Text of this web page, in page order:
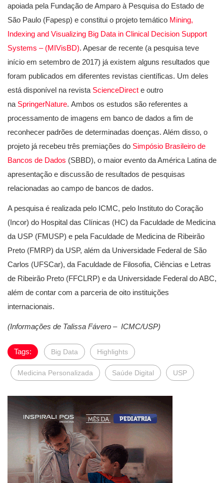
apoiada pela Fundação de Amparo à Pesquisa do Estado de
São Paulo (Fapesp) e constitui o projeto temático Mining,
Indexing and Visualizing Big Data in Clinical Decision Support
Systems – (MIVisBD). Apesar de recente (a pesquisa teve
início em setembro de 2017) já existem alguns resultados que
foram publicados em diferentes revistas científicas. Um deles
está disponível na revista ScienceDirect e outro
na SpringerNature. Ambos os estudos são referentes a
processamento de imagens em banco de dados a fim de
reconhecer padrões de determinadas doenças. Além disso, o
projeto já recebeu três premiações do Simpósio Brasileiro de
Bancos de Dados (SBBD), o maior evento da América Latina de
apresentação e discussão de resultados de pesquisas
relacionadas ao campo de bancos de dados.
A pesquisa é realizada pelo ICMC, pelo Instituto do Coração
(Incor) do Hospital das Clínicas (HC) da Faculdade de Medicina
da USP (FMUSP) e pela Faculdade de Medicina de Ribeirão
Preto (FMRP) da USP, além da Universidade Federal de São
Carlos (UFSCar), da Faculdade de Filosofia, Ciências e Letras
de Ribeirão Preto (FFCLRP) e da Universidade Federal do ABC,
além de contar com a parceria de oito instituições
internacionais.
(Informações de Talissa Fávero – ICMC/USP)
Tags: Big Data Highlights
Medicina Personalizada Saúde Digital USP